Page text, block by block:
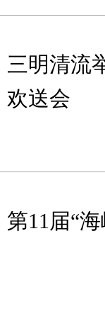
三明清流
欢送会
第11届“